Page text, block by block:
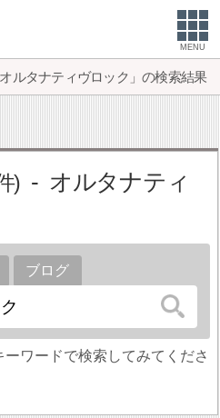
MENU
オルタナティヴロック」の検索結果
オルタナティ
ブログ
ワードで検索してみてくださ